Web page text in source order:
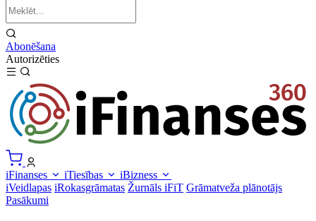
Abonēšana
Autorizēties
iFinanses iTiesības
iBizness
iVeidlapas iRokasgrāmatas Žurnāls iFiT Grāmatveža plānotājs
Pasākumi